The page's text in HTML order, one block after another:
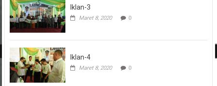
Iklan-3
Maret 8, 2020 0
Iklan-4
Maret 8, 2020 0